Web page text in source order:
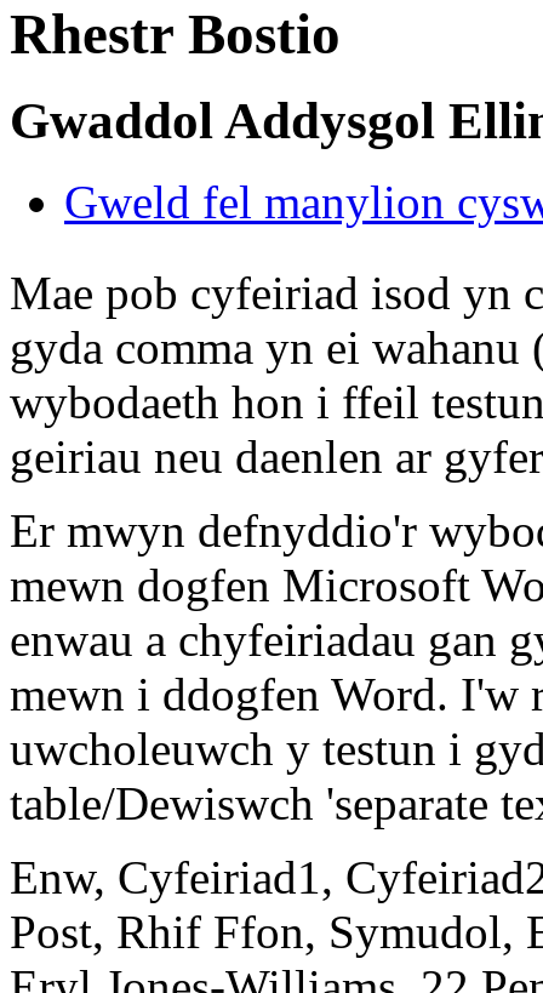
Rhestr Bostio
Gwaddol Addysgol
Gweld fel manylion
Mae pob cyfeiriad isod yn
gyda comma yn ei
wybodaeth hon i ffeil
geiriau neu daenlen ar
Er mwyn defnyddio'r
mewn dogfen Microsoft
enwau a chyfeiriadau gan
mewn i ddogfen Word. I'w
uwcholeuwch y testun i
table/Dewiswch 'separate
Enw, Cyfeiriad1,
Post, Rhif Ffon, Symudol,